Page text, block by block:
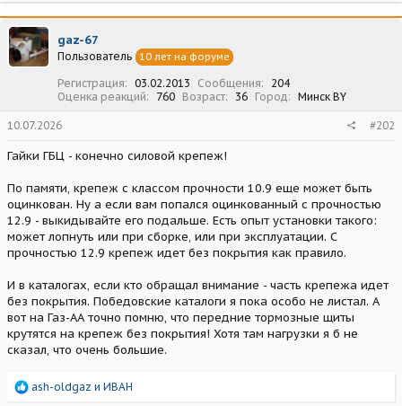
gaz-67
Пользователь 10 лет на форуме
Регистрация 03.02.2013 Сообщения
204
Оценка реакций
760 Возраст 36 Город Минск BY
10.07.2026 #202
Гайки ГБЦ - конечно силовой крепеж!
По памяти, крепеж с классом прочности 10.9 еще может быть
оцинкован. Ну а если вам попался оцинкованный с прочностью
12.9 - выкидывайте его подальше. Есть опыт установки такого:
может лопнуть или при сборке, или при эксплуатации. С
прочностью 12.9 крепеж идет без покрытия как правило.
И в каталогах, если кто обращал внимание - часть крепежа идет
без покрытия. Победовские каталоги я пока особо не листал. А
вот на Газ-АА точно помню, что передние тормозные щиты
крутятся на крепеж без покрытия! Хотя там нагрузки я б не
сказал, что очень большие.
Р
ash-oldgaz и ИВАН